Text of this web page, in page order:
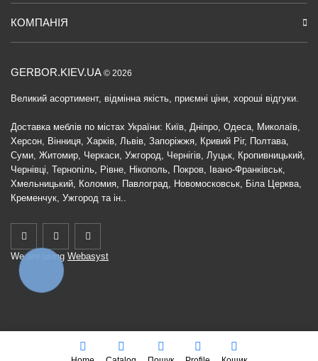
GERBOR.KIEV.UA © 2026
Великий асортимент, відмінна якість, приємні ціни, хороші відгуки.
Доставка меблів по містах України: Київ, Дніпро, Одеса, Миколаїв,
Херсон, Вінниця, Харків, Львів, Запоріжжя, Кривий Ріг, Полтава,
Суми, Житомир, Черкаси, Ужгород, Чернігів, Луцьк, Кропивницький,
Чернівці, Тернопіль, Рівне, Нікополь, Покров, Івано-Франківськ,
Хмельницький, Коломия, Павлоград, Новомосковськ, Біла Церква,
Кременчук, Ужгород та ін..
We are using Webasyst
КОМПАНІЯ